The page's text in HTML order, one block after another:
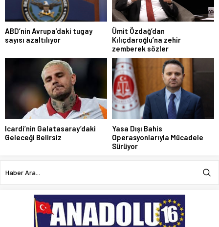
ABD’nin Avrupa’daki tugay
sayısı azaltılıyor
Ümit Özdağ’dan
Kılıçdaroğlu’na zehir
zemberek sözler
Icardi’nin Galatasaray’daki
Geleceği Belirsiz
Yasa Dışı Bahis
Operasyonlarıyla Mücadele
Sürüyor